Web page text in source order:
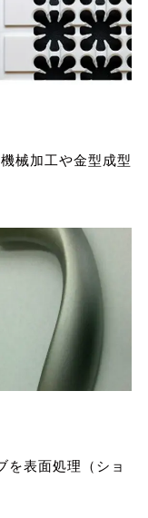
械加工や金型成型
表面処理（ショ